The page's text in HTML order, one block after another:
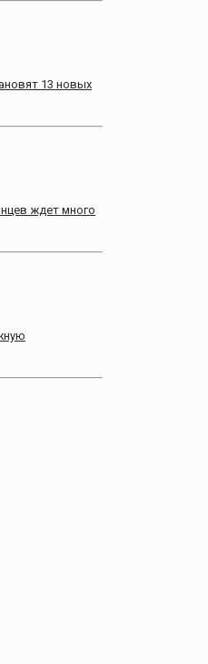
13 новых
ждет много